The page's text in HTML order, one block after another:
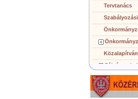
Tervtanács
Pályázatok,